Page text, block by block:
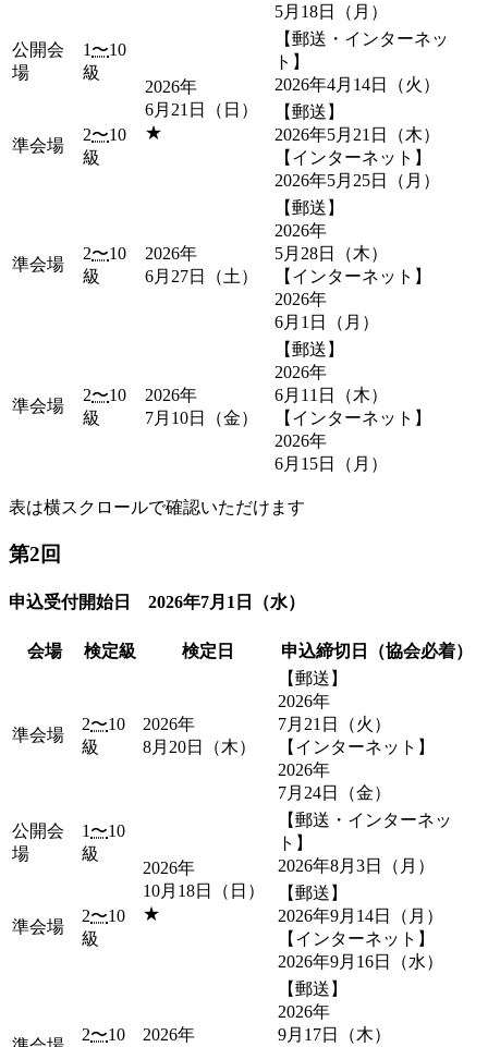
5月18日（月）
公開会
場
1 〜10
級
2026年
6月21日（日）
★
【郵送・インターネッ
ト】
2026年4月14日（火）
準会場
2〜10
級
【郵送】
2026年5月21日（木）
【インターネット】
2026年5月25日（月）
準会場
2〜10
級
2026年
6月27日（土）
【郵送】
2026年
5月28日（木）
【インターネット】
2026年
6月1日（月）
準会場
2〜10
級
2026年
7月10日（金）
【郵送】
2026年
6月11日（木）
【インターネット】
2026年
6月15日（月）
表は横スクロールで確認いただけます
第2回
申込受付開始日 2026年7月1日（水）
会場 検定級 検定日 申込締切日（協会必着）
準会場
2〜10
級
2026年
8月20日（木）
【郵送】
2026年
7月21日（火）
【インターネット】
2026年
7月24日（金）
公開会
場
1〜10
級
2026年
10月18日（日）
★
【郵送・インターネッ
ト】
2026年8月3日（月）
準会場
2〜10
級
【郵送】
2026年9月14日（月）
【インターネット】
2026年9月16日（水）
2〜10 2026年
【郵送】
2026年
9月17日（木）